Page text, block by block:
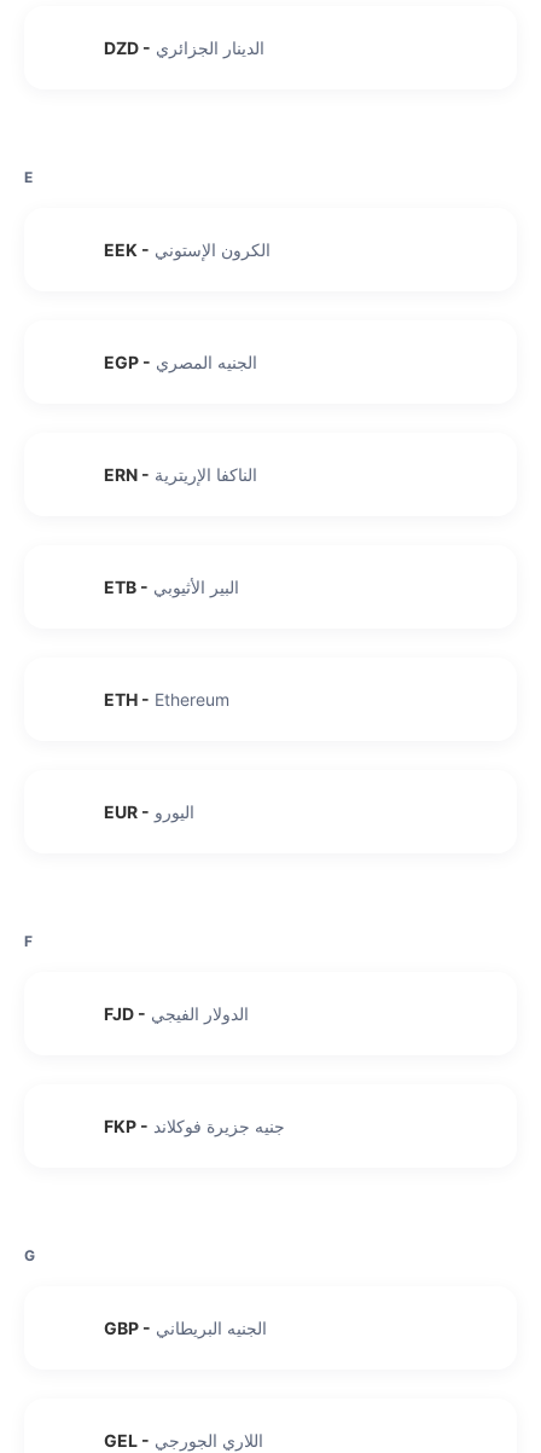
DZD - الدينار الجزائري
E
EEK - الكرون الإستوني
EGP - الجنيه المصري
ERN - الناكفا الإريترية
ETB - البير الأثيوبي
ETH - Ethereum
EUR - اليورو
F
FJD - الدولار الفيجي
FKP - جنيه جزيرة فوكلاند
G
GBP - الجنيه البريطاني
GEL - اللاري الجورجي